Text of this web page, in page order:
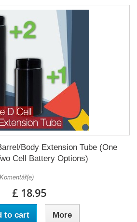
Body Extension Tube (One
Cell Battery Options)
Komentář(e)
£ 18.95
to cart More